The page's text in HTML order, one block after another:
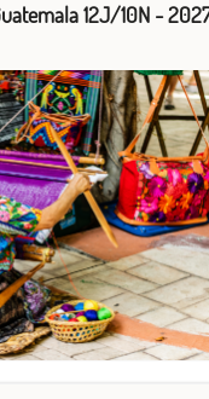
12J/10N -